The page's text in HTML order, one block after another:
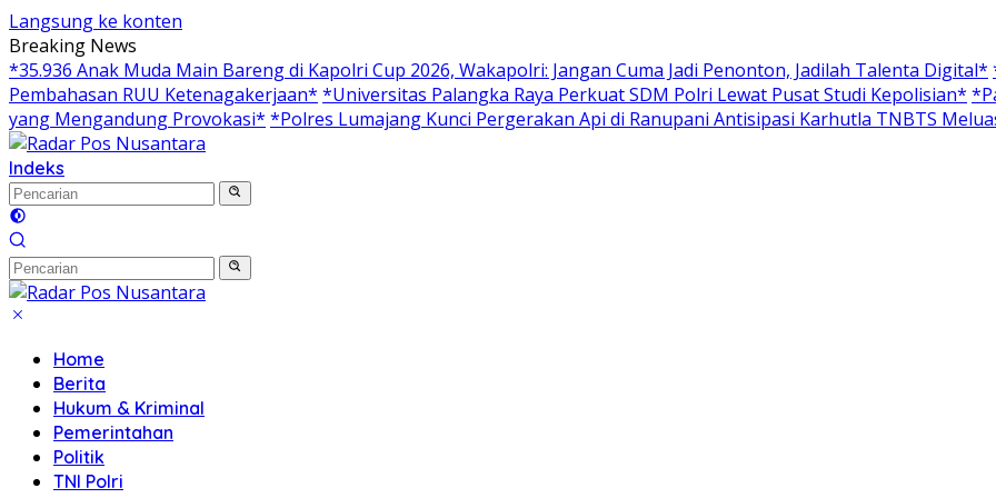
Langsung ke konten
Breaking News
*35.936 Anak Muda Main Bareng di Kapolri Cup 2026, Wakapolri: Jangan Cuma Jadi Penonton, Jadilah Talenta Digital*
Pembahasan RUU Ketenagakerjaan* *Universitas Palangka Raya Perkuat SDM Polri Lewat Pusat Studi Kepolisian*
yang Mengandung Provokasi* *Polres Lumajang Kunci Pergerakan Api di Ranupani Antisipasi Karhutla TNBTS
Indeks
Home
Berita
Hukum & Kriminal
Pemerintahan
Politik
TNI Polri